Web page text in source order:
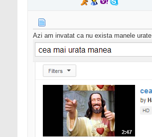
Azi am invatat ca nu exista manele urate